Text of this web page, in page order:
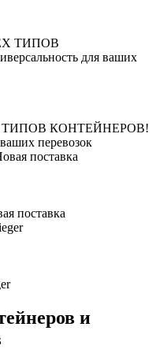
КОНТЕЙНЕРОВ!
перевозок
поставка
и